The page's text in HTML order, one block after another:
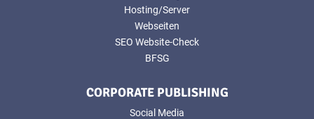
Hosting/Server
Webseiten
SEO Website-Check
BFSG
CORPORATE PUBLISHING
Social Media